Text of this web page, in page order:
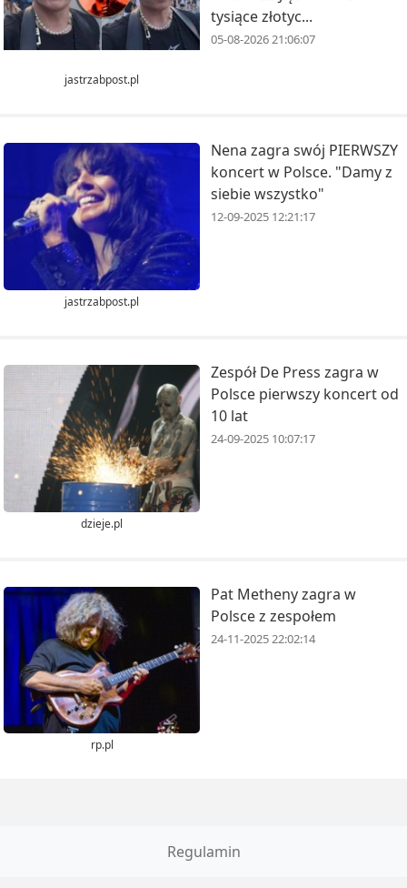
jastrzabpost.pl
tysiące złotyc...
05-08-2026 21:06:07
jastrzabpost.pl
Nena zagra swój PIERWSZY
koncert w Polsce. "Damy z
siebie wszystko"
12-09-2025 12:21:17
dzieje.pl
Zespół De Press zagra w
Polsce pierwszy koncert od
10 lat
24-09-2025 10:07:17
rp.pl
Pat Metheny zagra w
Polsce z zespołem
24-11-2025 22:02:14
Regulamin